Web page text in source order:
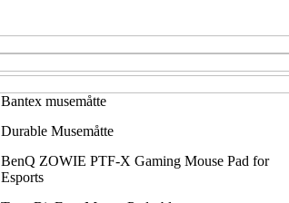
Bantex musemåtte
Durable Musemåtte
BenQ ZOWIE PTF-X Gaming Mouse Pad for
Esports